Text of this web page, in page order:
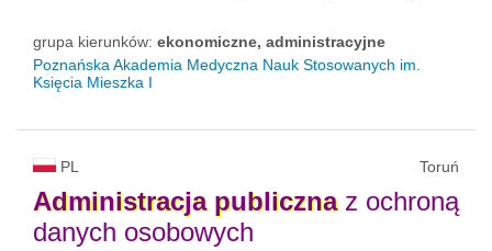
grupa kierunków: ekonomiczne, administracyjne
Poznańska Akademia Medyczna Nauk Stosowanych im.
Księcia Mieszka I
PL Toruń
Administracja publicznaz ochroną
danych osobowych